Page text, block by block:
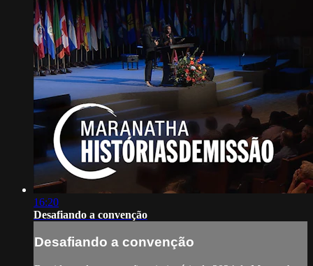
16:20
Desafiando a convenção
Desafiando a convenção